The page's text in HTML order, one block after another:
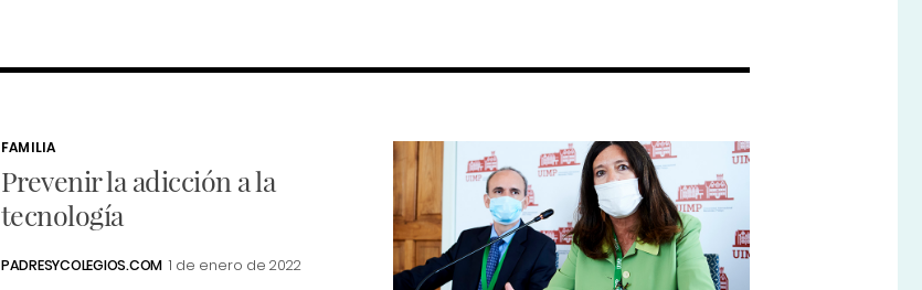
FAMILIA
Prevenir la adicción a la
tecnología
PADRESYCOLEGIOS.COM 1 de enero de 2022